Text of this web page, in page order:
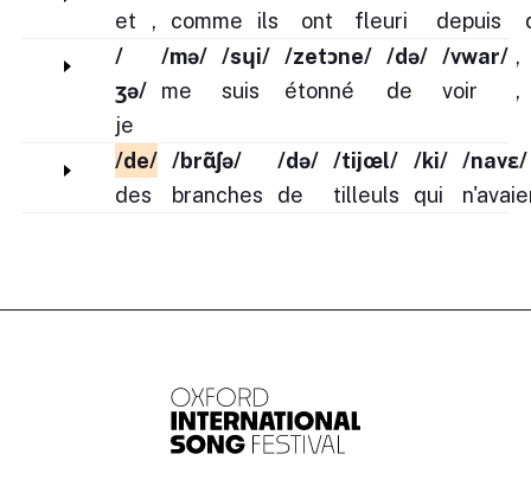
et
,
comme
ils
ont
fleuri
depuis
/
ʒə/
je
/mə/
me
/sɥi/
suis
/zetɔne/
étonné
/də/
de
/vwar/
voir
,
,
/de/
des
/brɑ̃ʃə/
branches
/də/
de
/tijœl/
tilleuls
/ki/
qui
/navɛ/